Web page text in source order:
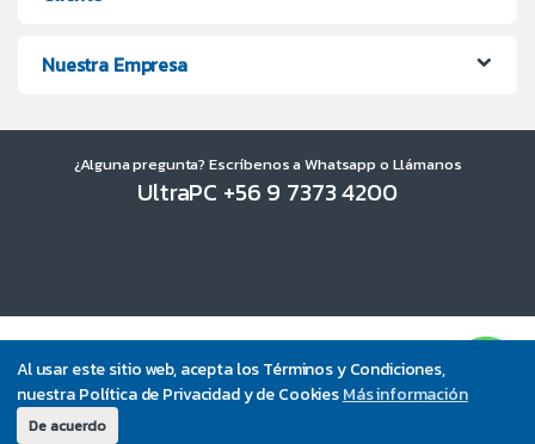
Al usar este sitio web, acepta los Términos y Condiciones,
nuestra Política de Privacidad y de CookiesMás información
De acuerdo
Nuestra Empresa
¿Alguna pregunta? Escríbenos a Whatsapp o Llámanos
UltraPC +56 9 7373 4200